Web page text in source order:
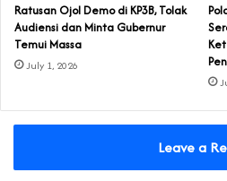
‎Ratusan Ojol Demo di KP3B, Tolak
Audiensi dan Minta Gubernur
Temui Massa
July 1, 2026
Leave a